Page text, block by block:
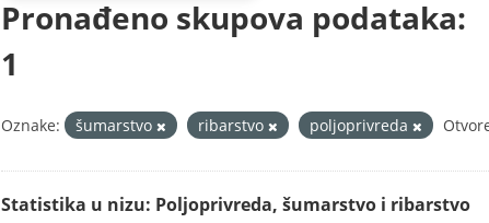
Pronađeno skupova podataka:
1
Oznake: šumarstvo ribarstvo poljoprivreda
Statistika u nizu: Poljoprivreda, šumarstvo i ribarstvo